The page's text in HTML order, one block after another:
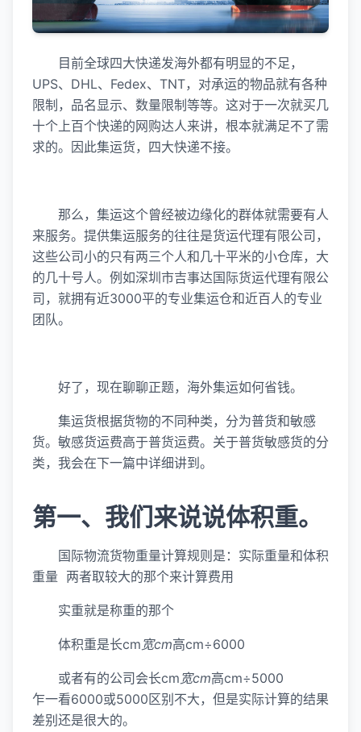
目前全球四大快递发海外都有明显的不足，
UPS、DHL、Fedex、TNT，对承运的物品就有各种
限制，品名显示、数量限制等等。这对于一次就买几
十个上百个快递的网购达人来讲，根本就满足不了需
求的。因此集运货，四大快递不接。
那么，集运这个曾经被边缘化的群体就需要有人
来服务。提供集运服务的往往是货运代理有限公司，
这些公司小的只有两三个人和几十平米的小仓库，大
的几十号人。例如深圳市吉事达国际货运代理有限公
司，就拥有近3000平的专业集运仓和近百人的专业
团队。
好了，现在聊聊正题，海外集运如何省钱。
集运货根据货物的不同种类，分为普货和敏感
货。敏感货运费高于普货运费。关于普货敏感货的分
类，我会在下一篇中详细讲到。
第一、我们来说说体积重。
国际物流货物重量计算规则是：实际重量和体积
重量 两者取较大的那个来计算费用
实重就是称重的那个
体积重是长cm 宽cm高cm÷6000
或者有的公司会长cm 宽cm高cm÷5000
乍一看6000或5000区别不大，但是实际计算的结果
差别还是很大的。